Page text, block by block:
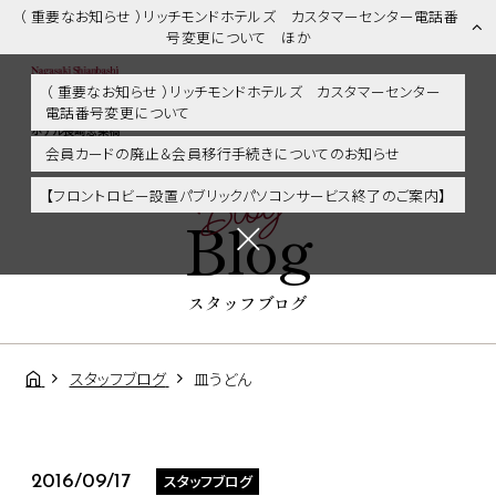
（ 重要なお知らせ ）リッチモンドホテルズ カスタマーセンター電話番
号変更について ほか
（ 重要なお知らせ ）リッチモンドホテルズ カスタマーセンター
電話番号変更について
会員カードの廃止＆会員移行手続きについてのお知らせ
【フロントロビー設置パブリックパソコンサービス終了のご案内】
スタッフブログ | 長崎市内・観光・グルメに好アクセス！リッチモンド
ホテル長崎思案橋
Blog
Blog
スタッフブログ
スタッフブログ 皿うどん
2016/09/17 スタッフブログ